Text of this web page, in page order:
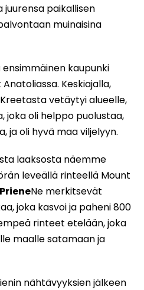
juurensa paikallisen
muinaisina
ensimmäinen kaupunki
Keskiajalla,
vetäytyi alueelle,
joka oli helppo puolustaa,
ja oli hyvä maa viljelyyn.
laaksosta näemme
leveällä rinteellä Mount
PrieneNe merkitsevät
joka kasvoi ja paheni 800
rinteet etelään, joka
maalle satamaan ja
nähtävyyksien jälkeen